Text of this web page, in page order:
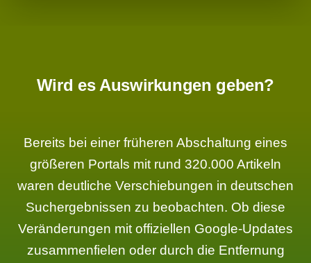
Wird es Auswirkungen geben?
Bereits bei einer früheren Abschaltung eines
größeren Portals mit rund 320.000 Artikeln
waren deutliche Verschiebungen in deutschen
Suchergebnissen zu beobachten. Ob diese
Veränderungen mit offiziellen Google-Updates
zusammenfielen oder durch die Entfernung